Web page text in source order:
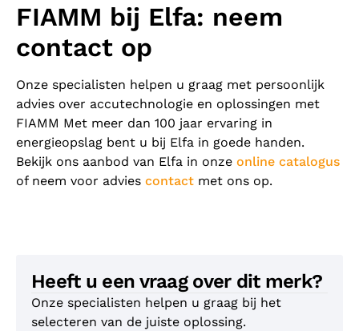
Heeft u een vraag over dit merk?
Onze specialisten helpen u graag bij het
selecteren van de juiste oplossing.
FIAMM bij Elfa: neem
contact op
Onze specialisten helpen u graag met persoonlijk
advies over accutechnologie en oplossingen met
FIAMM Met meer dan 100 jaar ervaring in
energieopslag bent u bij Elfa in goede handen.
Bekijk ons aanbod van Elfa in onze online catalogus
of neem voor advies contact met ons op.